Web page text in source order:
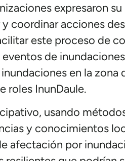
expresaron
coordinar acciones
este proceso de
de
en la zona
roles InunDaule.
usando
y conocimientos
afectación por